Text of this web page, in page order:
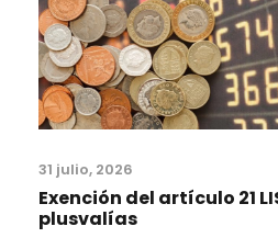
31 julio, 2026
Exención del artículo 21
plusvalías